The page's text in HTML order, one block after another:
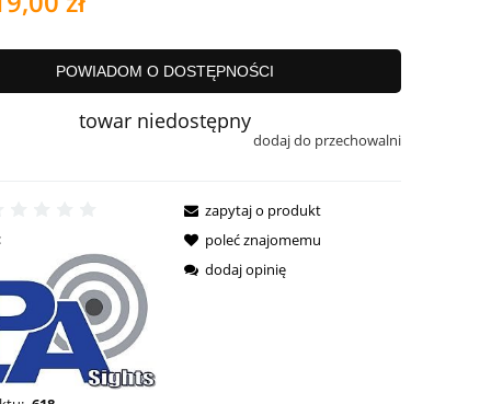
POWIADOM O DOSTĘPNOŚCI
towar niedostępny
dodaj do przechowalni
zapytaj o produkt
poleć znajomemu
dodaj opinię